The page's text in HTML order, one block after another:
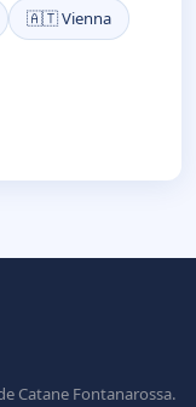
🇦🇹 Vienna
Catane Fontanarossa.